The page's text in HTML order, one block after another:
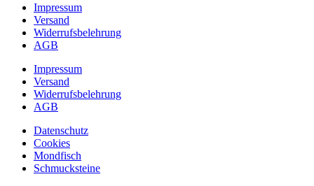
Impressum
Versand
Widerrufsbelehrung
AGB
Impressum
Versand
Widerrufsbelehrung
AGB
Datenschutz
Cookies
Mondfisch
Schmucksteine